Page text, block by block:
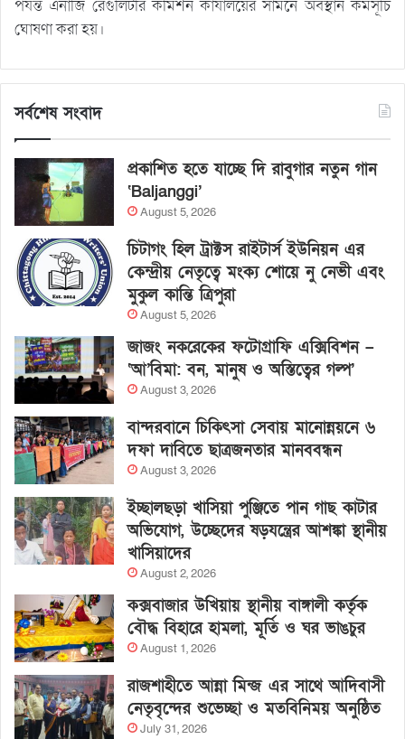
পর্যন্ত এনার্জি রেগুলিটরি কমিশন কার্যালয়ের সামনে অবস্থান কর্মসূচি
ঘোষণা করা হয়।
সর্বশেষ সংবাদ
প্রকাশিত হতে যাচ্ছে দি রাবুগার নতুন গান
‘Baljanggi’
August 5, 2026
চিটাগং হিল ট্রাক্টস রাইটার্স ইউনিয়ন এর
কেন্দ্রীয় নেতৃত্বে মংক্য শোয়ে নু নেভী এবং
মুকুল কান্তি ত্রিপুরা
August 5, 2026
জাজং নকরেকের ফটোগ্রাফি এক্সিবিশন –
‘আ’বিমা: বন, মানুষ ও অস্তিত্বের গল্প’
August 3, 2026
বান্দরবানে চিকিৎসা সেবায় মানোন্নয়নে ৬
দফা দাবিতে ছাত্রজনতার মানববন্ধন
August 3, 2026
ইচ্ছালছড়া খাসিয়া পুঞ্জিতে পান গাছ কাটার
অভিযোগ, উচ্ছেদের ষড়যন্ত্রের আশঙ্কা স্থানীয়
খাসিয়াদের
August 2, 2026
কক্সবাজার উখিয়ায় স্থানীয় বাঙ্গালী কর্তৃক
বৌদ্ধ বিহারে হামলা, মূর্তি ও ঘর ভাঙচুর
August 1, 2026
রাজশাহীতে আন্না মিন্জ এর সাথে আদিবাসী
নেতৃবৃন্দের শুভেচ্ছা ও মতবিনিময় অনুষ্ঠিত
July 31, 2026